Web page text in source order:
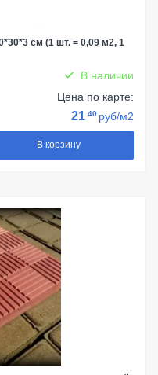
см (1 шт. = 0,09 м2, 1
В наличии
Цена по карте:
21 40 руб/м2
В корзину